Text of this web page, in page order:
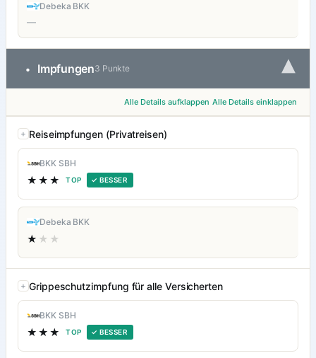
Debeka BKK
—
• Impfungen3 Punkte ▾
Alle Details aufklappen Alle Details einklappen
Reiseimpfungen (Privatreisen)
BKK SBH
★★★ TOP ✓ BESSER
Debeka BKK
★ ★★
Grippeschutzimpfung für alle Versicherten
BKK SBH
★★★ TOP ✓ BESSER